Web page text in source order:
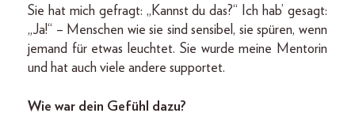
Sie hat mich gefragt: „Kannst du das?“ Ich hab’ gesagt:
„Ja!“ – Menschen wie sie sind sensibel, sie spüren, wenn
jemand für etwas leuchtet. Sie wurde meine Mentorin
und hat auch viele andere supportet.
Wie war dein Gefühl dazu?